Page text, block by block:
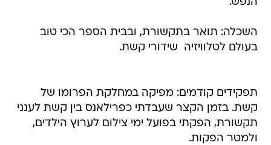
השכלה: תואר בתקשורת, ובבית הספר הכי טוב
בעולם לטלוויזיה  שידורי קשת.
תפקידים קודמים: מפיקה במחלקת הפרומו של
קשת. בזמן הקצר שעבדתי כפרילאנס בין קשת לענני
תקשורת, הפקתי בפועל ימי צילום לערוץ הילדים,
ולמטר הפקות.